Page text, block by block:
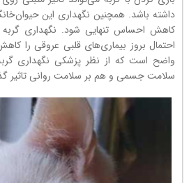
داشته باشد. همچنین نگهداری این
کاهش احساس تنهایی شود. نگهداری گربه
احتمال بروز بیماری‌های قلبی عروقی را
واضح است که از نظر پزشکی نگهداری
سلامت جسمی و هم بر سلامت روانی تاثیر